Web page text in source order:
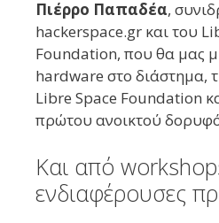
Πιέρρο Παπαδέα,
hackerspace.gr και του
Foundation, που θα μας
hardware στο διάστημα,
Libre Space Foundation
πρώτου ανοικτού
Και από
ενδιαφέρουσες